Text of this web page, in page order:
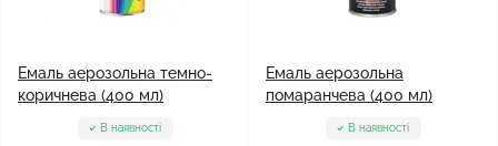
Емаль аерозольна темно-
коричнева (400 мл)
В наявності
Емаль аерозольна
помаранчева (400 мл)
В наявності